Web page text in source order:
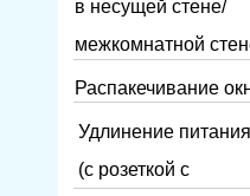
в несущей стене/
межкомнатной
Удлинение
(с розеткой с
Распакечивание